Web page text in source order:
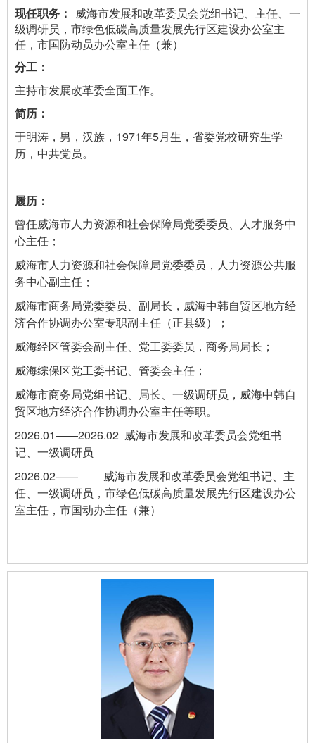
威海市发展和改革委员会党组书记、主任、一
级调研员，市绿色低碳高质量发展先行区建设办公室主
任，市国防动员办公室主任（兼）
主持市发展改革委全面工作。
于明涛，男，汉族，1971年5月生，省委党校研究生学
历，中共党员。
曾任威海市人力资源和社会保障局党委委员、人才服务中
心主任；
威海市人力资源和社会保障局党委委员，人力资源公共服
务中心副主任；
威海市商务局党委委员、副局长，威海中韩自贸区地方经
济合作协调办公室专职副主任（正县级）；
威海经区管委会副主任、党工委委员，商务局局长；
威海综保区党工委书记、管委会主任；
威海市商务局党组书记、局长、一级调研员，威海中韩自
贸区地方经济合作协调办公室主任等职。
2026.01——2026.02 威海市发展和改革委员会党组书
记、一级调研员
2026.02—— 威海市发展和改革委员会党组书记、主
任、一级调研员，市绿色低碳高质量发展先行区建设办公
室主任，市国动办主任（兼）